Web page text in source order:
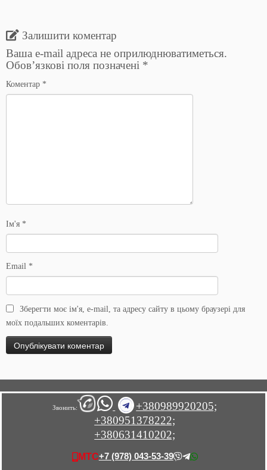
Залишити коментар
Ваша e-mail адреса не оприлюднюватиметься.
Обов’язкові поля позначені *
Коментар *
Ім'я *
Email *
Зберегти моє ім'я, e-mail, та адресу сайту в цьому браузері для
моїх подальших коментарів.
Звонить:
+380989920205;
+380951378222;
+380631410202;
МТС+7 (978) 043-53-39